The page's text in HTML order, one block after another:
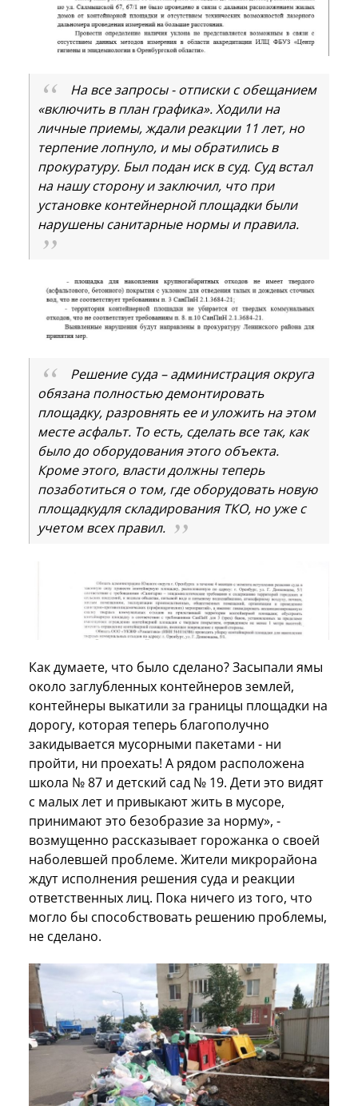
На все запросы - отписки с обещанием
«включить в план графика». Ходили на
личные приемы, ждали реакции 11 лет, но
терпение лопнуло, и мы обратились в
прокуратуру. Был подан иск в суд. Суд встал
на нашу сторону и заключил, что при
установке контейнерной площадки были
нарушены санитарные нормы и правила.
Решение суда – администрация округа
обязана полностью демонтировать
площадку, разровнять ее и уложить на этом
месте асфальт. То есть, сделать все так, как
было до оборудования этого объекта.
Кроме этого, власти должны теперь
позаботиться о том, где оборудовать новую
площадкудля складирования ТКО, но уже с
учетом всех правил.
Как думаете, что было сделано? Засыпали ямы
около заглубленных контейнеров землей,
контейнеры выкатили за границы площадки на
дорогу, которая теперь благополучно
закидывается мусорными пакетами - ни
пройти, ни проехать! А рядом расположена
школа № 87 и детский сад № 19. Дети это видят
с малых лет и привыкают жить в мусоре,
принимают это безобразие за норму», -
возмущенно рассказывает горожанка о своей
наболевшей проблеме. Жители микрорайона
ждут исполнения решения суда и реакции
ответственных лиц. Пока ничего из того, что
могло бы способствовать решению проблемы,
не сделано.